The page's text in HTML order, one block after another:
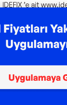
:IDEFIX ’e ait
Kamu tüzel kişileri
veya mesleki
ya da mal sunanın
hareket eden ve
ve/veya tüzel kişiyi,
TURKUVAZ MÜZİK
PAZ. A.Ş’yi